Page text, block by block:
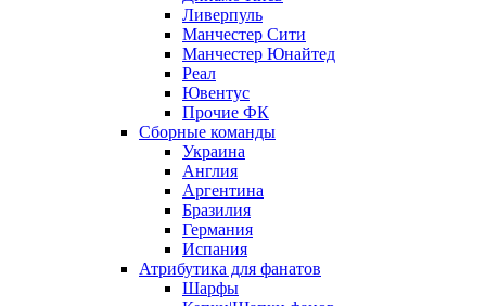
Ливерпуль
Манчестер Сити
Манчестер Юнайтед
Реал
Ювентус
Прочие ФК
Сборные команды
Украина
Англия
Аргентина
Бразилия
Германия
Испания
Атрибутика для фанатов
Шарфы